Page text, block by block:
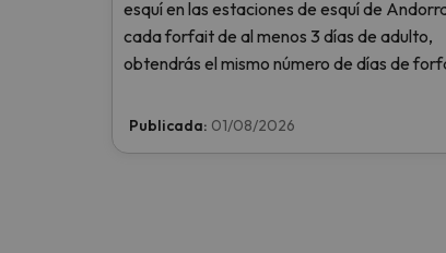
esquí en las estaciones de esquí de
cada forfait de al menos 3 días de adulto,
obtendrás el mismo número de días de
Publicada: 01/08/2026